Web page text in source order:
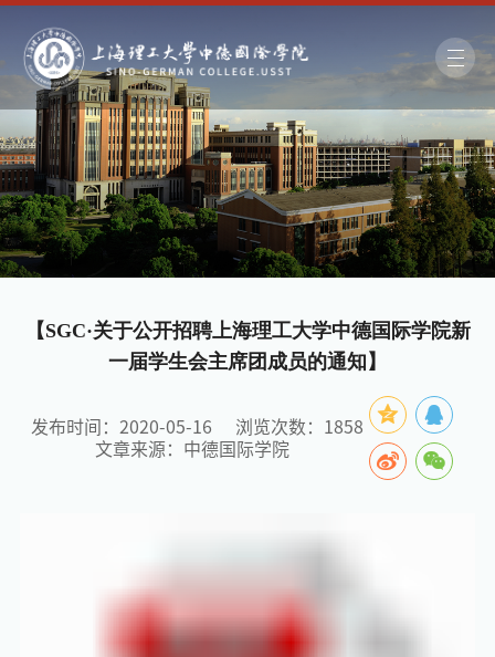
【SGC·关于公开招聘上海理工大学中德国际学院新
一届学生会主席团成员的通知】
发布时间：2020-05-16 浏览次数：
1858
文章来源：中德国际学院